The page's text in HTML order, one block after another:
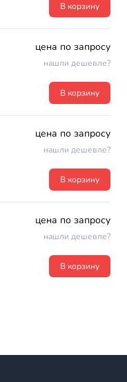
В корзину
цена по запросу
нашли дешевле?
В корзину
цена по запросу
нашли дешевле?
В корзину
цена по запросу
нашли дешевле?
В корзину